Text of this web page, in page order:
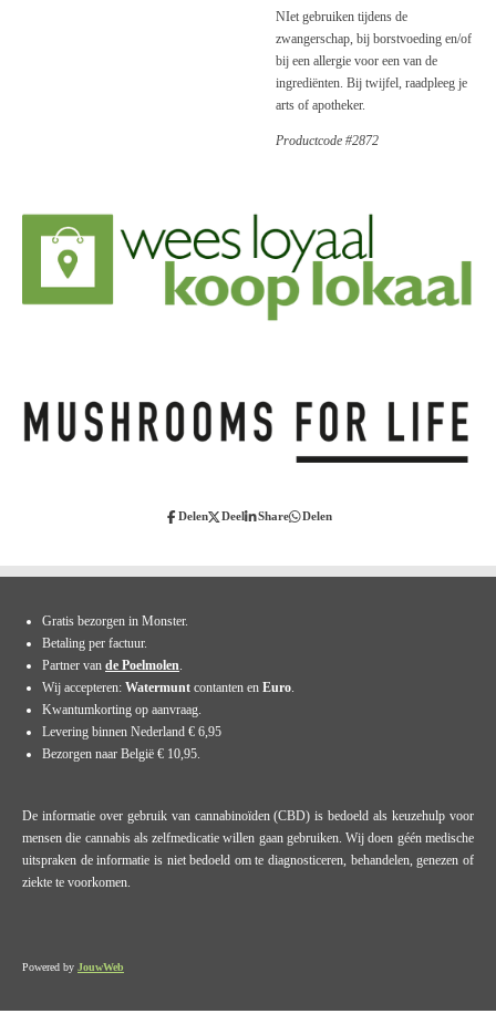
NIet gebruiken tijdens de
zwangerschap, bij borstvoeding en/of
bij een allergie voor een van de
ingrediënten. Bij twijfel, raadpleeg je
arts of apotheker.
Productcode #2872
Delen Deel Share Delen
Gratis bezorgen in Monster.
Betaling per factuur.
Partner van de Poelmolen.
Wij accepteren: Watermunt contanten en Euro.
Kwantumkorting op aanvraag.
Levering binnen Nederland € 6,95
Bezorgen naar België € 10,95.
De informatie over gebruik van cannabinoïden (CBD) is bedoeld als keuzehulp voor
mensen die cannabis als zelfmedicatie willen gaan gebruiken. Wij doen géén medische
uitspraken de informatie is niet bedoeld om te diagnosticeren, behandelen, genezen of
ziekte te voorkomen.
Powered by JouwWeb